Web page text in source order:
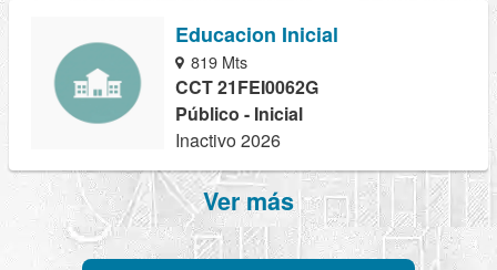
Educacion Inicial
819 Mts
CCT 21FEI0062G
Público - Inicial
Inactivo 2026
Ver más